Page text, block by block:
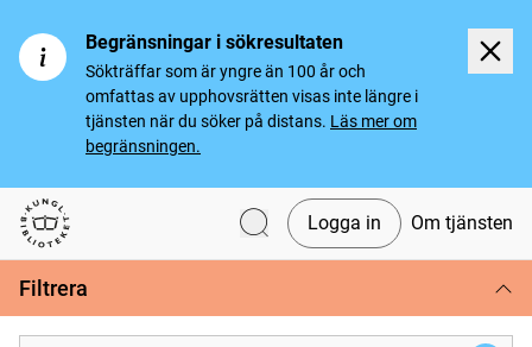
Begränsningar i sökresultaten
Sökträffar som är yngre än 100 år och
omfattas av upphovsrätten visas inte längre i
tjänsten när du söker på distans. Läs mer om
begränsningen.
Svenska tidningar
Logga in Om tjänsten
Filtrera